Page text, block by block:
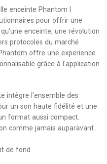
enceinte Phantom I
pour offrir une
enceinte, une révolution
protocoles du marché
offre une experience
grâce à l'application
intègre l’ensemble des
un son haute fidélité et une
format aussi compact.
comme jamais auparavant.
de fond